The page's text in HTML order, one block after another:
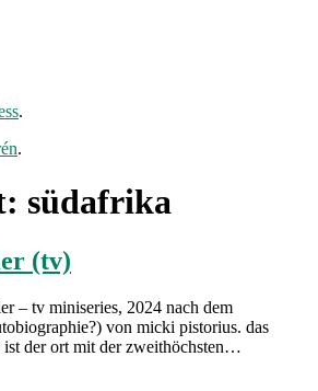
.
.
südafrika
(tv)
– tv miniseries, 2024 nach dem
von micki pistorius. das
ist der ort mit der zweithöchsten…